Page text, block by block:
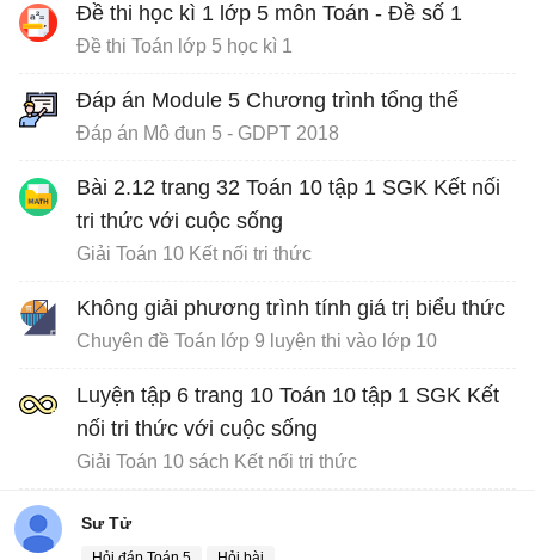
Đề thi học kì 1 lớp 5 môn Toán - Đề số 1
Đề thi Toán lớp 5 học kì 1
Đáp án Module 5 Chương trình tổng thể
Đáp án Mô đun 5 - GDPT 2018
Bài 2.12 trang 32 Toán 10 tập 1 SGK Kết nối
tri thức với cuộc sống
Giải Toán 10 Kết nối tri thức
Không giải phương trình tính giá trị biểu thức
Chuyên đề Toán lớp 9 luyện thi vào lớp 10
Luyện tập 6 trang 10 Toán 10 tập 1 SGK Kết
nối tri thức với cuộc sống
Giải Toán 10 sách Kết nối tri thức
Sư Tử